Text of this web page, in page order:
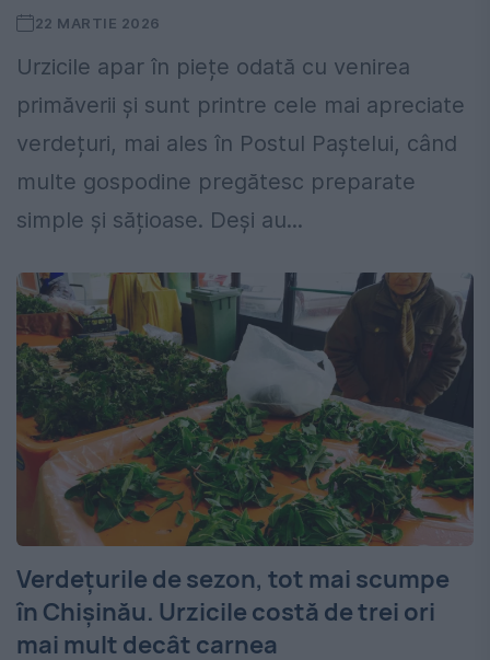
22 MARTIE 2026
Urzicile apar în piețe odată cu venirea
primăverii și sunt printre cele mai apreciate
verdețuri, mai ales în Postul Paștelui, când
multe gospodine pregătesc preparate
simple și sățioase. Deși au...
Verdețurile de sezon, tot mai scumpe
în Chișinău. Urzicile costă de trei ori
mai mult decât carnea